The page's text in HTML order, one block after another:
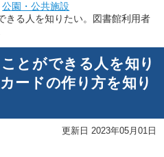
公園・公共施設
きる人を知りたい。図書館利用者
とができる人を知り
ードの作り方を知り
更新日 2023年05月01日